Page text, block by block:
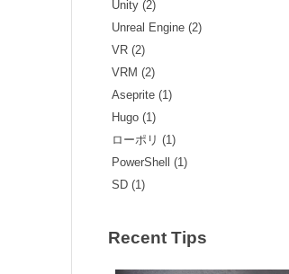
Unity (2)
Unreal Engine (2)
VR (2)
VRM (2)
Aseprite (1)
Hugo (1)
ローポリ (1)
PowerShell (1)
SD (1)
Recent Tips